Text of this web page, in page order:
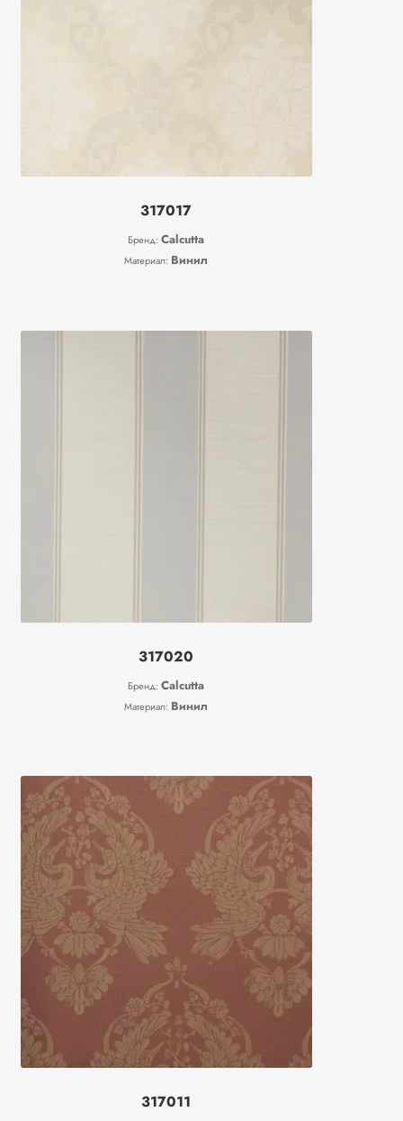
317017
Бренд:Calcutta
Материал: Винил
317020
Бренд:Calcutta
Материал: Винил
317011